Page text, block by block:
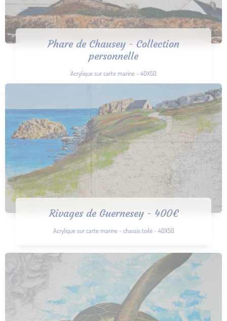
Phare de Chausey - Collection
personnelle
Acrylique sur carte marine - 40X50
Rivages de Guernesey - 400€
Acrylique sur carte marine - chassis toilé - 40X50